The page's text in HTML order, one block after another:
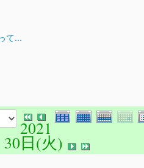
て...
2021
30日(火)